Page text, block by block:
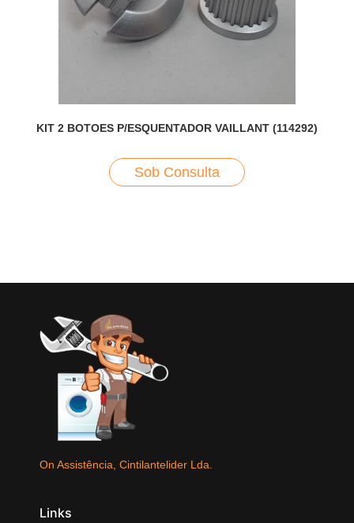
KIT 2 BOTOES P/ESQUENTADOR VAILLANT (114292)
Sob Consulta
On Assistência, Cintilantelider Lda.
Links